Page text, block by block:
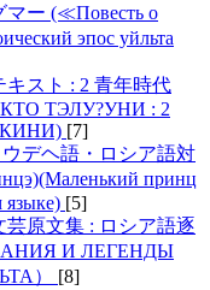
マー (≪Повесть о
эпос уйльта
キスト : 2 青年時代
ТЭЛУ?УНИ : 2
[7]
デヘ語・ロシア語対
принц
языке) [5]
芸原文集 : ロシア語逐
И ЛЕГЕНДЫ
） [8]